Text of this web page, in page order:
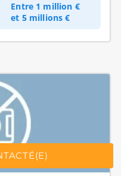
165 avis
Entre 1 million €
et 5 millions €